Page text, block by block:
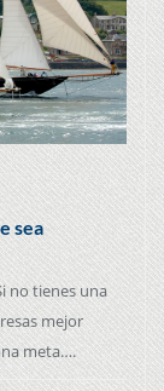
sea
no tienes una
mejor
meta….